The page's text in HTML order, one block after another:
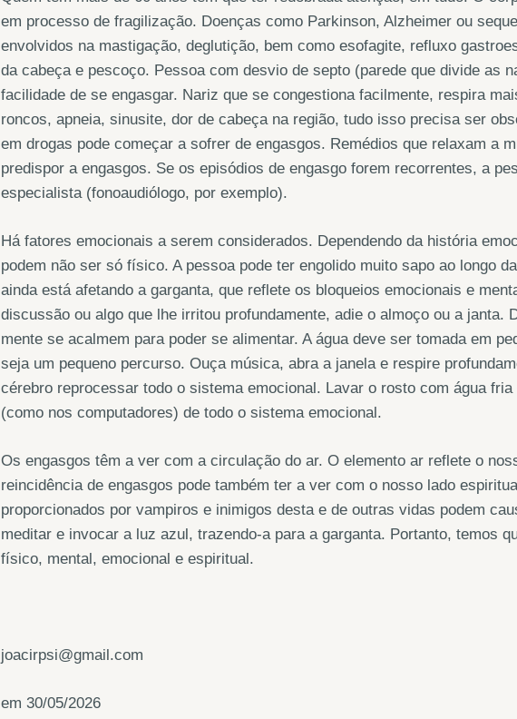
em processo de fragilização. Doenças como Parkinson, Alzheimer ou
envolvidos na mastigação, deglutição, bem como esofagite, refluxo
da cabeça e pescoço. Pessoa com desvio de septo (parede que divide as
facilidade de se engasgar. Nariz que se congestiona facilmente, respira
roncos, apneia, sinusite, dor de cabeça na região, tudo isso precisa ser
em drogas pode começar a sofrer de engasgos. Remédios que relaxam a
predispor a engasgos. Se os episódios de engasgo forem recorrentes, a
especialista (fonoaudiólogo, por exemplo).
Há fatores emocionais a serem considerados. Dependendo da história
podem não ser só físico. A pessoa pode ter engolido muito sapo ao longo
ainda está afetando a garganta, que reflete os bloqueios emocionais e
discussão ou algo que lhe irritou profundamente, adie o almoço ou a janta.
mente se acalmem para poder se alimentar. A água deve ser tomada em
seja um pequeno percurso. Ouça música, abra a janela e respire
cérebro reprocessar todo o sistema emocional. Lavar o rosto com água
(como nos computadores) de todo o sistema emocional.
Os engasgos têm a ver com a circulação do ar. O elemento ar reflete o
reincidência de engasgos pode também ter a ver com o nosso lado
proporcionados por vampiros e inimigos desta e de outras vidas podem
meditar e invocar a luz azul, trazendo-a para a garganta. Portanto, temos
físico, mental, emocional e espiritual.
joacirpsi@gmail.com
em 30/05/2026